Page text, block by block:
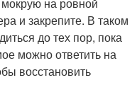
и закрепите. В таком
до тех пор, пока
можно ответить на
восстановить